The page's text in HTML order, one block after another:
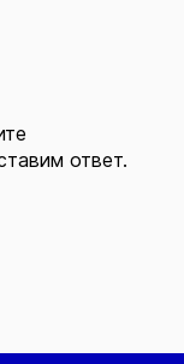
ответ.